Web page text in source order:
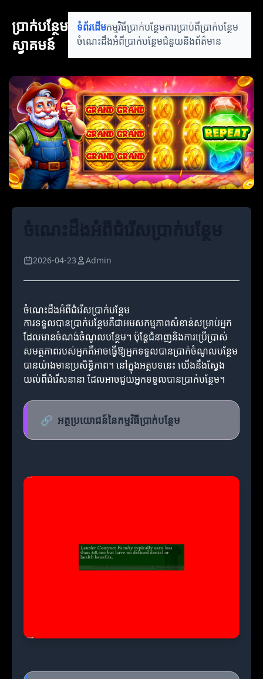
ប្រាក់បន្ថែម
ស្វាគមន៍
ទំព័រដើមកម្មវិធីប្រាក់បន្ថែមការប្រាប់ពីប្រាក់បន្ថែម
ចំណេះដឹងអំពីប្រាក់បន្ថែមជំនួយនិងព័ត៌មាន
2026-04-23 Admin
ចំណេះដឹងអំពីជំរើសប្រាក់បន្ថែម
ការទទួលបានប្រាក់បន្ថែមគឺជាអមសកម្មភាពសំខាន់សម្រាប់អ្នក
ដែលមានចំណង់ចំណូលបន្ថែម។ ប៉ុន្តែជំនាញនិងការប្រើប្រាស់
សមត្ថភាពរបស់អ្នកគឺអាចធ្វើឱ្យអ្នកទទួលបានប្រាក់ចំណូលបន្ថែម
បានយ៉ាងមានប្រសិទ្ធិភាព។ នៅក្នុងអត្ថបទនេះ យើងនឹងស្វែង
យល់ពីជំរើសនានា ដែលអាចជួយអ្នកទទួលបានប្រាក់បន្ថែម។
🔗 អត្ថប្រយោជន៍នៃកម្មវិធីប្រាក់បន្ថែម